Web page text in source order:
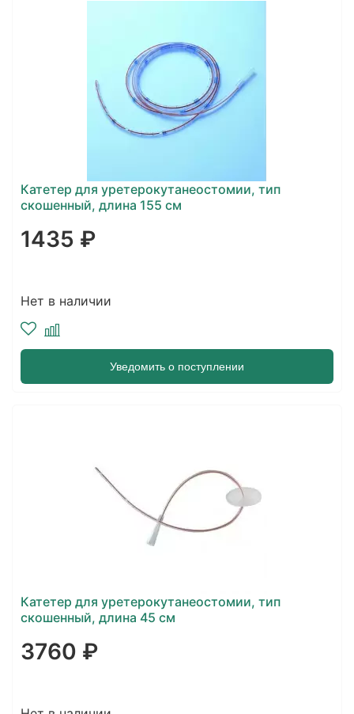
Катетер для уретерокутанеостомии, тип
скошенный, длина 155 см
1435 ₽
Нет в наличии
Уведомить о поступлении
Катетер для уретерокутанеостомии, тип
скошенный, длина 45 см
3760 ₽